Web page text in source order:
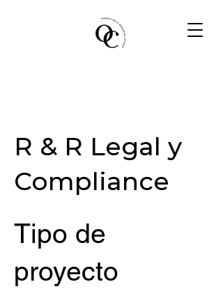
R & R Legal y
Compliance
Tipo de
proyecto